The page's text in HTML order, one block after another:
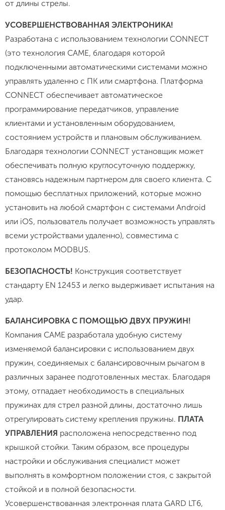
от длины стрелы.
УСОВЕРШЕНСТВОВАННАЯ ЭЛЕКТРОНИКА!
Разработана с использованием технологии CONNECT
(это технология CAME, благодаря которой
подключенными автоматическими системами можно
управлять удаленно с ПК или смартфона. Платформа
CONNECT обеспечивает автоматическое
программирование передатчиков, управление
клиентами и установленным оборудованием,
состоянием устройств и плановым обслуживанием.
Благодаря технологии CONNECT установщик может
обеспечивать полную круглосуточную поддержку,
становясь надежным партнером для своего клиента. С
помощью бесплатных приложений, которые можно
установить на любой смартфон с системами Android
или iOS, пользователь получает возможность управлять
всеми устройствами удаленно), совместима с
протоколом MODBUS.
БЕЗОПАСНОСТЬ! Конструкция соответствует
стандарту EN 12453 и легко выдерживает испытания на
удар.
БАЛАНСИРОВКА С ПОМОЩЬЮ ДВУХ ПРУЖИН!
Компания CAME разработала удобную систему
изменяемой балансировки с использованием двух
пружин, соединяемых с балансировочным рычагом в
различных заранее подготовленных местах. Благодаря
этому, отпадает необходимость в специальных
пружинах для стрел разной длины, достаточно лишь
отрегулировать систему крепления пружины. ПЛАТА
УПРАВЛЕНИЯ расположена непосредственно под
крышкой стойки. Таким образом, все процедуры
настройки и обслуживания специалист может
выполнять в комфортном положении стоя, с закрытой
стойкой и в полной безопасности.
Усовершенствованная электронная плата GARD LT6,